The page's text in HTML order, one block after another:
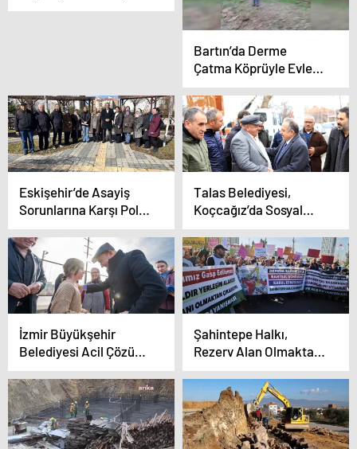
Başkan Adayı Mustafa
Bartın’da Derme
Çatma Köprüyle Evlere
Ulaşım Zorluğu
Eskişehir’de Asayiş
Sorunlarına Karşı Polis
Noktası Talebi
Talas Belediyesi,
Koçcağız’da Sosyal
Tesis Açılışını
Gerçekleştirdi
İzmir Büyükşehir
Belediyesi Acil Çözüm
Ekipleri Kentte İz
Bıraktı
Şahintepe Halkı,
Rezerv Alan Olmaktan
Çıkarılması İçin Eylem
Yaptı